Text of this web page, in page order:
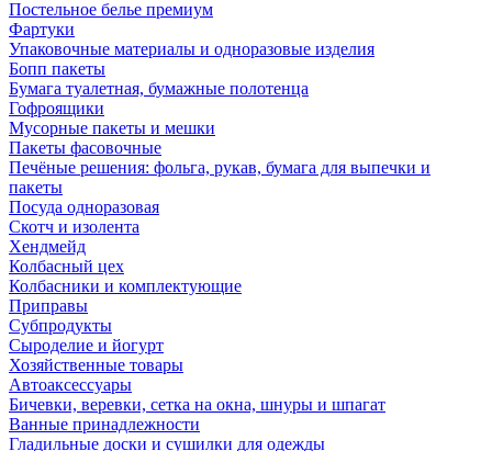
Постельное белье премиум
Фартуки
Упаковочные материалы и одноразовые изделия
Бопп пакеты
Бумага туалетная, бумажные полотенца
Гофроящики
Мусорные пакеты и мешки
Пакеты фасовочные
Печёные решения: фольга, рукав, бумага для выпечки и
пакеты
Посуда одноразовая
Скотч и изолента
Хендмейд
Колбасный цех
Колбасники и комплектующие
Приправы
Субпродукты
Сыроделие и йогурт
Хозяйственные товары
Автоаксессуары
Бичевки, веревки, сетка на окна, шнуры и шпагат
Ванные принадлежности
Гладильные доски и сушилки для одежды